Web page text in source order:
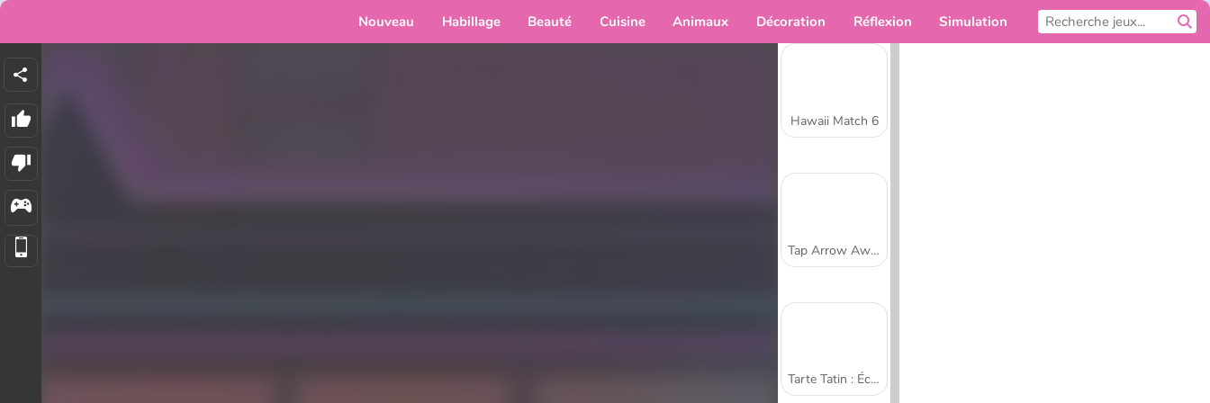
Nouveau Habillage Beauté Cuisine Animaux Décoration Réflexion Simulation
Hawaii Match 6
Tap Arrow Away
Tarte Tatin : École de cuisine de Sara